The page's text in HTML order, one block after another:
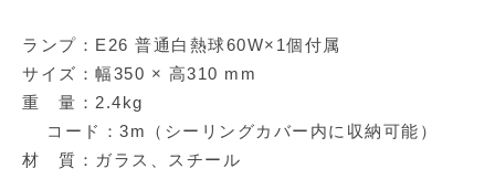
ランプ：E26 普通白熱球60W×1個付属
サイズ：幅350 × 高310 mm
重 量：2.4kg
コード：3m（シーリングカバー内に収納可能）
材 質：ガラス、スチール